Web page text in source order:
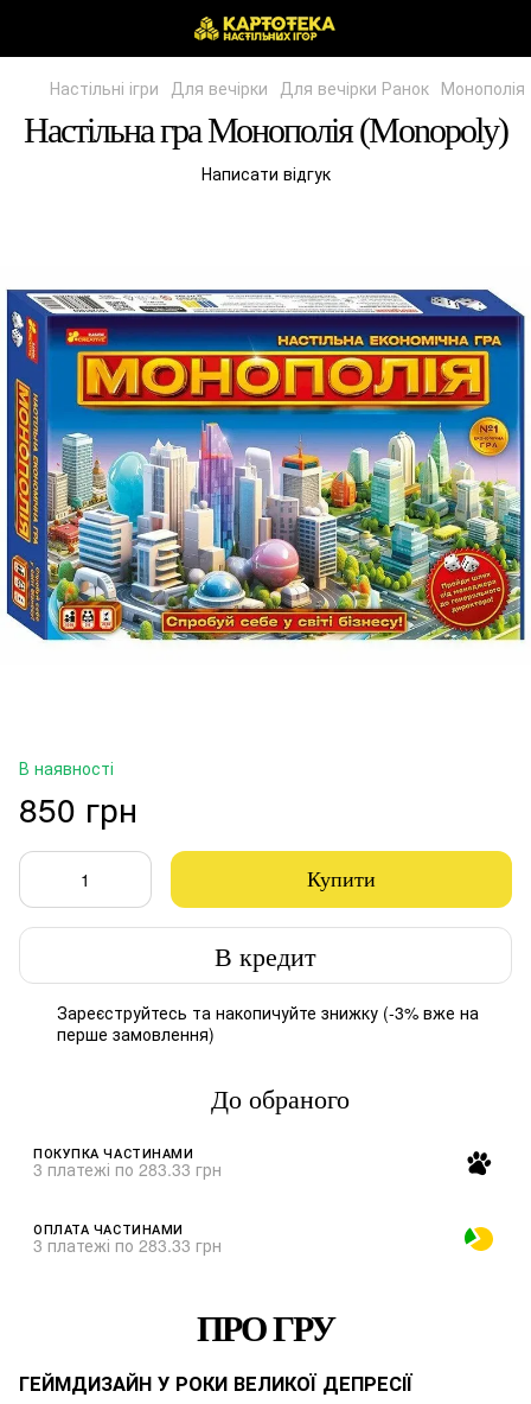
Настільні ігри Для вечірки Для вечірки Ранок
Настільна гра Монополія (Monopoly)
Написати відгук
В наявності
850 грн
Купити
В кредит
Зареєструйтесь та накопичуйте знижку (-3% вже на
перше замовлення)
До обраного
ПОКУПКА ЧАСТИНАМИ
3 платежі по 283.33 грн
ОПЛАТА ЧАСТИНАМИ
3 платежі по 283.33 грн
ПРО ГРУ
ГЕЙМДИЗАЙН У РОКИ ВЕЛИКОЇ ДЕПРЕСІЇ